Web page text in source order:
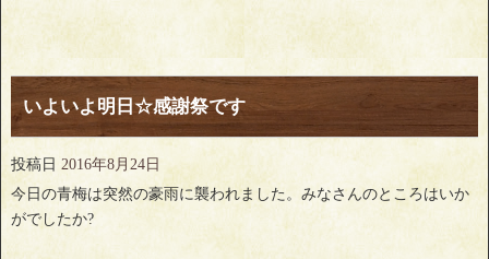
いよいよ明日☆感謝祭です
投稿日 2016年8月24日
今日の青梅は突然の豪雨に襲われました。みなさんのところはいか
がでしたか?